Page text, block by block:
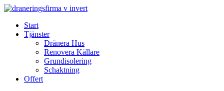
Skip
contentStart
Tjänster
Dränera Hus
Renovera Källare
Grundisolering
Schaktning
Offert